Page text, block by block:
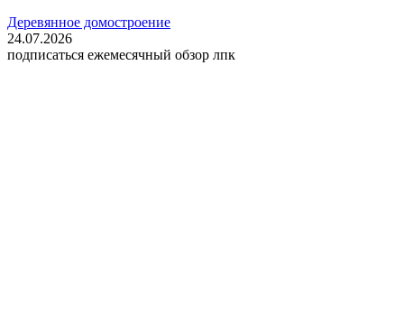
Деревянное домостроение
24.07.2026
подписаться ежемесячный обзор лпк